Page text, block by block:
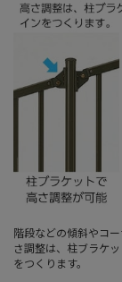
階段などの傾斜やコ
さ調整は、柱ブラケ
をつくります。